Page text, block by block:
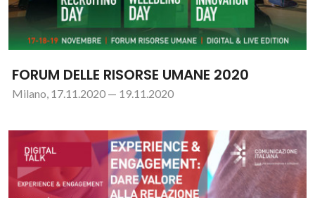
FORUM DELLE RISORSE UMANE 2020
Milano, 17.11.2020 — 19.11.2020